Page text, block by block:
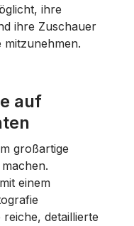
ihre
ihre Zuschauer
mitzunehmen.
auf
großartige
einem
detaillierte